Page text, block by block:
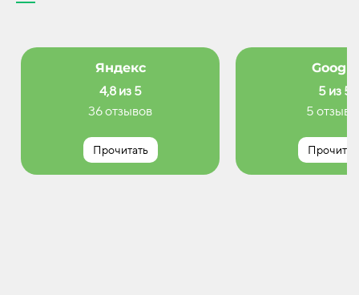
Яндекс
4,8 из 5
36 отзывов
Прочитать
Google
5 из 5
5